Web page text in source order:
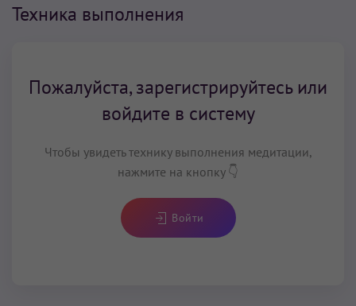
Техника выполнения
Пожалуйста, зарегистрируйтесь или
войдите в систему
Чтобы увидеть технику выполнения медитации,
нажмите на кнопку 👇
Войти